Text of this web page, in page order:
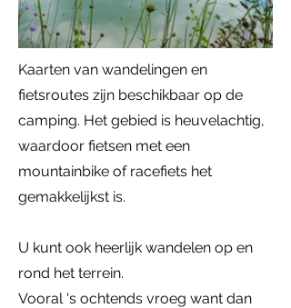
Kaarten van wandelingen en
fietsroutes zijn beschikbaar op de
camping. Het gebied is heuvelachtig,
waardoor fietsen met een
mountainbike of racefiets het
gemakkelijkst is.
U kunt ook heerlijk wandelen op en
rond het terrein.
Vooral 's ochtends vroeg want dan